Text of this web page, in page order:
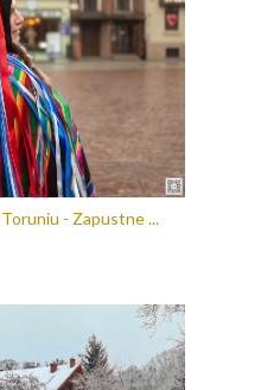
- Zapustne ...